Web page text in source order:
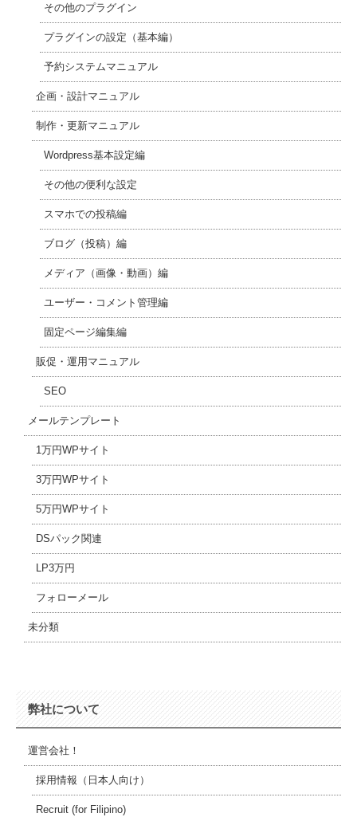
その他のプラグイン
プラグインの設定（基本編）
予約システムマニュアル
企画・設計マニュアル
制作・更新マニュアル
Wordpress基本設定編
その他の便利な設定
スマホでの投稿編
ブログ（投稿）編
メディア（画像・動画）編
ユーザー・コメント管理編
固定ページ編集編
販促・運用マニュアル
SEO
メールテンプレート
1万円WPサイト
3万円WPサイト
5万円WPサイト
DSパック関連
LP3万円
フォローメール
未分類
弊社について
運営会社！
採用情報（日本人向け）
Recruit (for Filipino)